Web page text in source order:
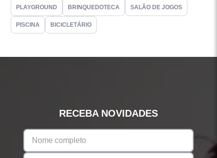
PLAYGROUND BRINQUEDOTECA SALÃO DE JOGOS
PISCINA BICICLETÁRIO
RECEBA NOVIDADES